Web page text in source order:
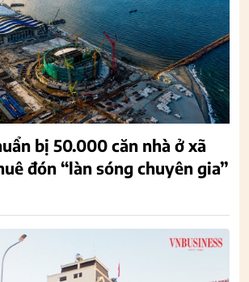
bị 50.000 căn nhà ở xã
đón “làn sóng chuyên gia”